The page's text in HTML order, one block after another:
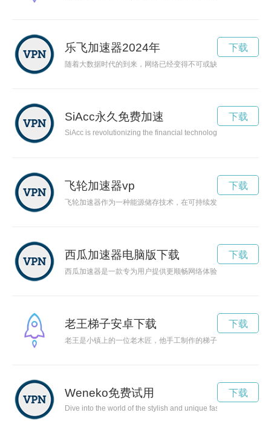
乐飞加速器2024年
随着大数据时代的到来，网络已经变得不可或缺。而乐飞加速
下载
SiAcc永久免费加速
SiAcc is revolutionizing the financial technology industry with
下载
飞轮加速器vp
飞轮加速器作为一种能源储存技术，在可持续发展的要求下，
下载
西瓜加速器电脑版下载
西瓜加速器是一款专为用户提供更顺畅网络体验的加速工具。
下载
老王梯子安卓下载
老王是小镇上的一位老木匠，他手工制作的梯子被誉为最坚固
下载
Weneko免费试用
Dive into the world of the stylish and unique fashion brand,
下载